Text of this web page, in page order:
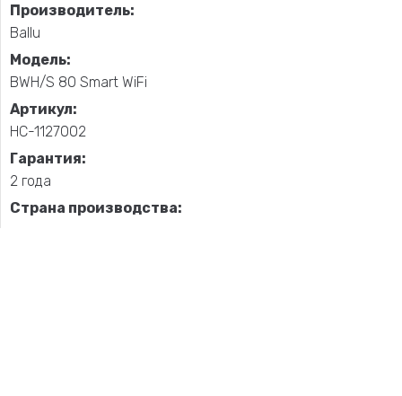
Производитель:
Ballu
Модель:
BWH/S 80 Smart WiFi
Артикул:
НС-1127002
Гарантия:
2 года
Страна производства: